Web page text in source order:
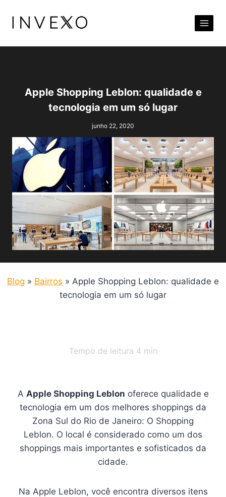
para
Conteúdo
Apple Shopping Leblon: qualidade e
tecnologia em um só lugar
junho 22, 2020
Blog » Bairros » Apple Shopping Leblon: qualidade e
tecnologia em um só lugar
Tempo de leitura 4 min
A Apple Shopping Leblon oferece qualidade e
tecnologia em um dos melhores shoppings da
Zona Sul do Rio de Janeiro: O Shopping
Leblon. O local é considerado como um dos
shoppings mais importantes e sofisticados da
cidade.
Na Apple Leblon, você encontra diversos itens